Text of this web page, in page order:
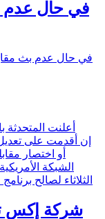
أعلنت المتحدثة
الشبكة
الثلاثاء لصالح
شركة إكس